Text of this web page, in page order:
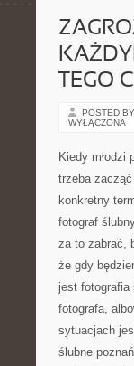
TEGO
POSTED
WYŁĄCZONA
Kiedy
trzeba
konkretny
fotograf
za to zabrać,
że gdy
jest fotografia
fotografa,
sytuacjach
ślubne